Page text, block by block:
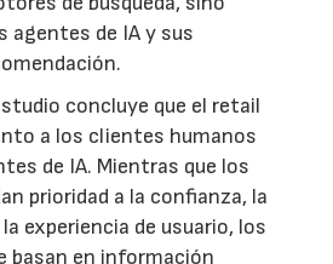
agentes de IA y sus
concluye que el retail
a los clientes humanos
de IA. Mientras que los
prioridad a la confianza, la
experiencia de usuario, los
basan en información